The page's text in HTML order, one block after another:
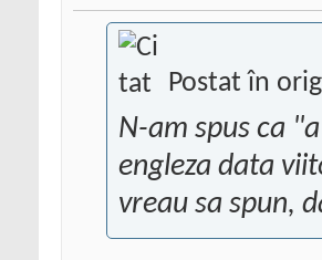
Postat în
N-am spus ca
engleza data
vreau sa spun,